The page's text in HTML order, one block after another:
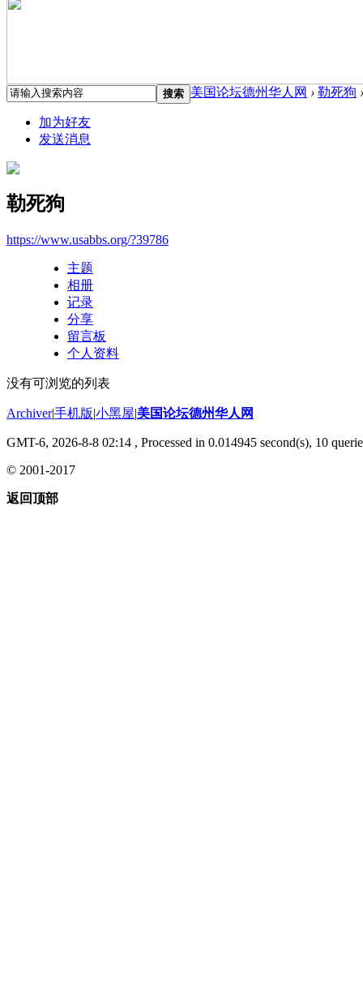
搜索 美国论坛德州华人网 › 勒死狗 ›
加为好友
发送消息
勒死狗
https://www.usabbs.org/?39786
主题
相册
记录
分享
留言板
个人资料
没有可浏览的列表
Archiver|手机版|小黑屋|美国论坛德州华人网
GMT-6, 2026-8-8 02:14 , Processed in 0.014945 second(s), 10
© 2001-2017
返回顶部